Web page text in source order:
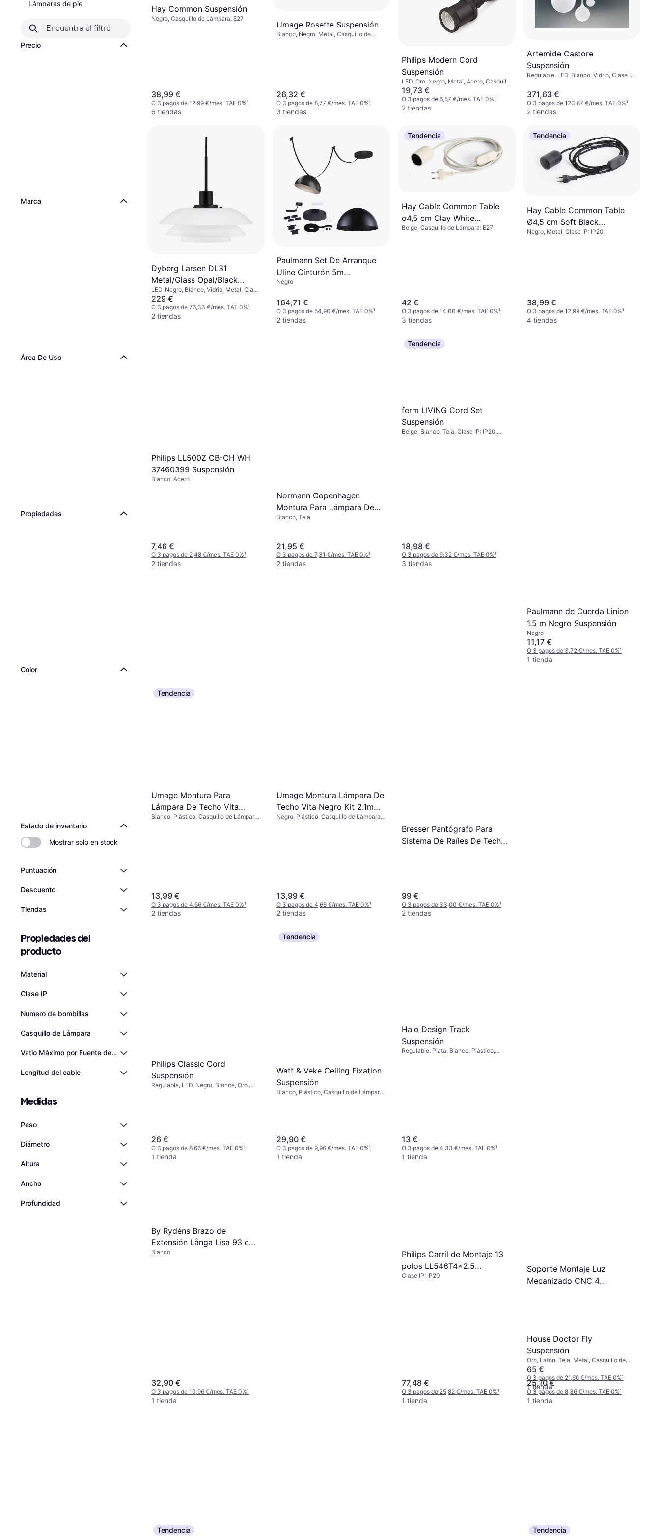
Lámparas de pie
Precio
Marca
Área De Uso
Propiedades
Color
Estado de inventario
Mostrar solo en stock
Puntuación
Descuento
Tiendas
Propiedades del
producto
Material
Clase IP
Número de bombillas
Casquillo de Lámpara
Vatio Máximo por Fuente de Luz
Longitud del cable
Medidas
Peso
Diámetro
Altura
Ancho
Profundidad
Hay Common Suspensión
Negro, Casquillo de Lámpara: E27
38,99 €
O 3 pagos de 12,99 €/mes. TAE 0%¹
6 tiendas
Umage Rosette Suspensión
Blanco, Negro, Metal, Casquillo de
26,32 €
O 3 pagos de 8,77 €/mes. TAE 0%¹
3 tiendas
Philips Modern Cord
Suspensión
LED, Oro, Negro, Metal, Acero, Casquillo
de Lámpara: E27
19,73 €
O 3 pagos de 6,57 €/mes. TAE 0%¹
2 tiendas
Artemide Castore
Suspensión
Regulable, LED, Blanco, Vidrio, Clase IP:
371,63 €
O 3 pagos de 123,87 €/mes. TAE 0%¹
2 tiendas
Dyberg Larsen DL31
Metal/Glass Opal/Black
Suspensión
LED, Negro, Blanco, Vidrio, Metal, Clase
IP: IP20, Casquillo de Lámpara: E27
229 €
O 3 pagos de 76,33 €/mes. TAE 0%¹
2 tiendas
Paulmann Set De Arranque
Uline Cinturón 5m
Suspensión
Negro
164,71 €
O 3 pagos de 54,90 €/mes. TAE 0%¹
2 tiendas
Tendencia
Hay Cable Common Table
o4,5 cm Clay White
Suspensión
Beige, Casquillo de Lámpara: E27
42 €
O 3 pagos de 14,00 €/mes. TAE 0%¹
3 tiendas
Tendencia
Hay Cable Common Table
Ø4,5 cm Soft Black
Suspensión
Negro, Metal, Clase IP: IP20
38,99 €
O 3 pagos de 12,99 €/mes. TAE 0%¹
4 tiendas
Philips LL500Z CB-CH WH
37460399 Suspensión
Blanco, Acero
7,46 €
O 3 pagos de 2,48 €/mes. TAE 0%¹
2 tiendas
Normann Copenhagen
Montura Para Lámpara De
Techo Puff 2,5 m Blanco
Blanco, Tela
21,95 €
O 3 pagos de 7,31 €/mes. TAE 0%¹
2 tiendas
Tendencia
ferm LIVING Cord Set
Suspensión
Beige, Blanco, Tela, Clase IP: IP20,
18,98 €
O 3 pagos de 6,32 €/mes. TAE 0%¹
3 tiendas
Paulmann de Cuerda Linion
1.5 m Negro Suspensión
Negro
11,17 €
O 3 pagos de 3,72 €/mes. TAE 0%¹
1 tienda
Tendencia
Umage Montura Para
Lámpara De Techo Vita
Blanco Suspensión
Blanco, Plástico, Casquillo de Lámpara:
13,99 €
O 3 pagos de 4,66 €/mes. TAE 0%¹
2 tiendas
Umage Montura Lámpara De
Techo Vita Negro Kit 2.1m
Black Suspensión
Negro, Plástico, Casquillo de Lámpara:
13,99 €
O 3 pagos de 4,66 €/mes. TAE 0%¹
2 tiendas
Bresser Pantógrafo Para
Sistema De Raíles De Techo
99 €
O 3 pagos de 33,00 €/mes. TAE 0%¹
2 tiendas
Philips Classic Cord
Suspensión
Regulable, LED, Negro, Bronce, Oro,
26 €
O 3 pagos de 8,66 €/mes. TAE 0%¹
1 tienda
Tendencia
Watt & Veke Ceiling Fixation
Suspensión
Blanco, Plástico, Casquillo de Lámpara:
29,90 €
O 3 pagos de 9,96 €/mes. TAE 0%¹
1 tienda
Halo Design Track
Suspensión
Regulable, Plata, Blanco, Plástico,
13 €
O 3 pagos de 4,33 €/mes. TAE 0%¹
1 tienda
House Doctor Fly
Suspensión
Oro, Latón, Tela, Metal, Casquillo de
Lámpara: E27
65 €
O 3 pagos de 21,66 €/mes. TAE 0%¹
1 tienda
By Rydéns Brazo de
Extensión Långa Lisa 93 cm
Blanco Suspensión
Blanco
32,90 €
O 3 pagos de 10,96 €/mes. TAE 0%¹
1 tienda
Philips Carril de Montaje 13
polos LL546T4x2.5
Suspensión
Clase IP: IP20
77,48 €
O 3 pagos de 25,82 €/mes. TAE 0%¹
1 tienda
Soporte Montaje Luz
Mecanizado CNC 4
25,10 €
O 3 pagos de 8,36 €/mes. TAE 0%¹
1 tienda
Tendencia Tendencia